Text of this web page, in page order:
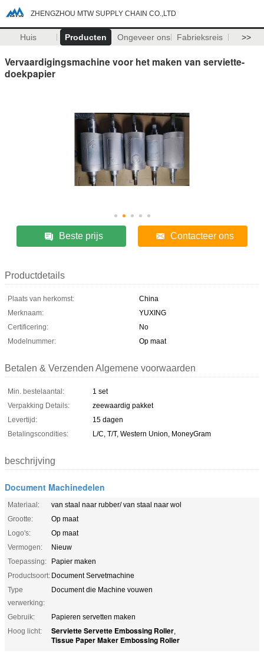
ZHENGZHOU MTW SUPPLY CHAIN CO.,LTD
Huis Producten Ongeveer ons Fabrieksreis >>
Vervaardigingsmachine voor het maken van serviette-
doekpapier
Beste prijs Contacteer ons
Productdetails
Plaats van herkomst:
China
Merknaam:
YUXING
Certificering:
No
Modelnummer:
Op maat
Betalen & Verzenden Algemene voorwaarden
Min. bestelaantal:
1 set
Verpakking Details:
zeewaardig pakket
Levertijd:
15 dagen
Betalingscondities:
L/C, T/T, Western Union, MoneyGram
beschrijving
Document Machinedelen
Materiaal:
van staal naar rubber/ van staal naar wol
Grootte:
Op maat
Logo's:
Op maat
Vermogen:
Nieuw
Toepassing:
Papier maken
Productsoort: Document Servetmachine
Type
verwerking:
Document die Machine vouwen
Gebruik:
Papieren servetten maken
Hoog licht:
Serviette Servette Embossing Roller,
Tissue Paper Maker Embossing Roller